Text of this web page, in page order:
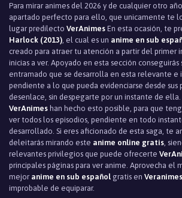
Para mirar animes del 2026 y de cualquier otro
apartado perfecto para ello, que unicamente te
lugar predilecto VerAnimes En esta ocasión, te
Harlock (2013) , el cual es un anime en sub
creado para atraer tu atención a partir del primer
inicias a ver. Apoyado en esta sección
entramado que se desarrolla en esta relevante e
pendiente a lo que pueda evidenciarse desde sus
desenlace, sin despegarte por un instante de ella.
VerAnimes han hecho esto posible, para que
ver todos los episodios, pendiente en todo
desarrollado. Si eres aficionado de esta saga, te
deleitarás mirando este anime online gratis ,
relevantes privilegios que puede ofrecerte
principales páginas para ver anime. Aprovecha el
mejor anime en sub español gratis en
improbable de equiparar.